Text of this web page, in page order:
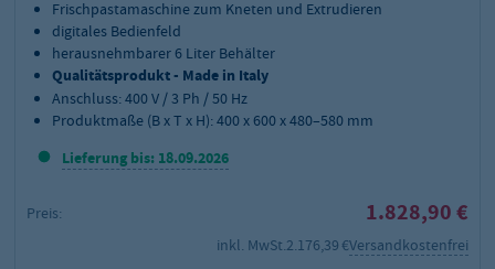
Frischpastamaschine zum Kneten und Extrudieren
digitales Bedienfeld
herausnehmbarer 6 Liter Behälter
Qualitätsprodukt - Made in Italy
Anschluss: 400 V / 3 Ph / 50 Hz
Produktmaße (B x T x H): 400 x 600 x 480–580 mm
Lieferung bis: 18.09.2026
Preis: 1.828,90 €
inkl. MwSt.2.176,39 €Versandkostenfrei